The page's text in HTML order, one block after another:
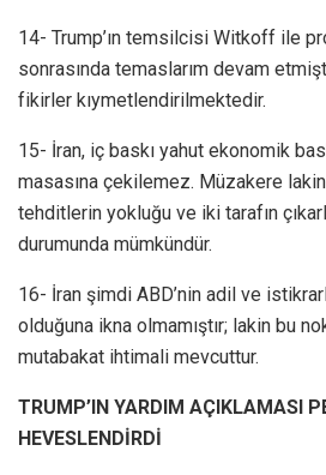
14- Trump’ın temsilcisi Witkoff ile
sonrasında temaslarım devam
fikirler kıymetlendirilmektedir.
15- İran, iç baskı yahut ekonomik
masasına çekilemez. Müzakere lakin
tehditlerin yokluğu ve iki tarafın
durumunda mümkündür.
16- İran şimdi ABD’nin adil ve
olduğuna ikna olmamıştır; lakin bu
mutabakat ihtimali mevcuttur.
TRUMP’IN YARDIM AÇIKLAMASI
HEVESLENDİRDİ